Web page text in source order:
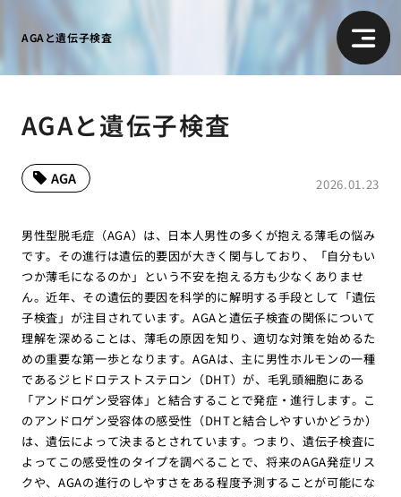
AGAと遺伝子検査
AGAと遺伝子検査
2026.01.23
AGA
男性型脱毛症（AGA）は、日本人男性の多くが抱える薄毛の悩み
です。その進行は遺伝的要因が大きく関与しており、「自分もい
つか薄毛になるのか」という不安を抱える方も少なくありませ
ん。近年、その遺伝的要因を科学的に解明する手段として「遺伝
子検査」が注目されています。AGAと遺伝子検査の関係について
理解を深めることは、薄毛の原因を知り、適切な対策を始めるた
めの重要な第一歩となります。AGAは、主に男性ホルモンの一種
であるジヒドロテストステロン（DHT）が、毛乳頭細胞にある
「アンドロゲン受容体」と結合することで発症・進行します。こ
のアンドロゲン受容体の感受性（DHTと結合しやすいかどうか）
は、遺伝によって決まるとされています。つまり、遺伝子検査に
よってこの感受性のタイプを調べることで、将来のAGA発症リス
クや、AGAの進行のしやすさをある程度予測することが可能にな